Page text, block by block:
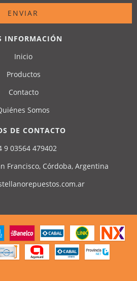
INFORMACIÓN
Inicio
Productos
Contacto
Somos
DE CONTACTO
9 03564 479402
Francisco, Córdoba, Argentina